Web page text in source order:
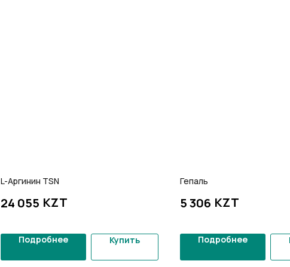
L-Аргинин TSN
24 055 KZT
Подробнее Купить
Гепаль
5 306 KZT
Подробнее
ЭМ-Курунга / Курунговит
Средства гигиены